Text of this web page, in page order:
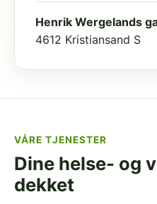
Henrik Wergelands
4612 Kristiansand S
VÅRE TJENESTER
Dine helse- og
dekket